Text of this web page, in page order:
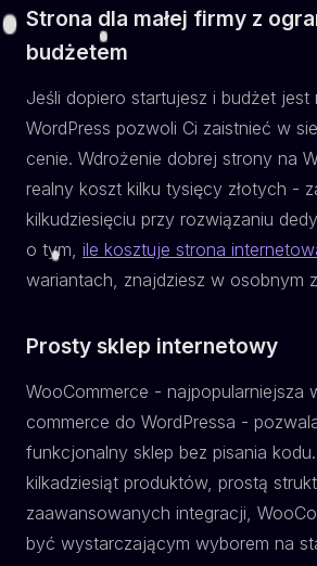
Strona dla małej firmy z
budżetem
Jeśli dopiero startujesz i budżet jest
WordPress pozwoli Ci zaistnieć w
cenie. Wdrożenie dobrej strony na
realny koszt kilku tysięcy złotych -
kilkudziesięciu przy rozwiązaniu
o tym, ile kosztuje strona
wariantach, znajdziesz w osobnym
Prosty sklep internetowy
WooCommerce - najpopularniejsza
commerce do WordPressa -
funkcjonalny sklep bez pisania
kilkadziesiąt produktów, prostą
zaawansowanych integracji,
być wystarczającym wyborem na